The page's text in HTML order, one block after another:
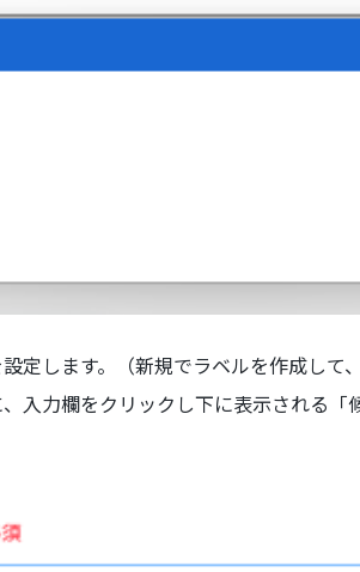
定します。（新規でラベルを作成して
入力欄をクリックし下に表示される